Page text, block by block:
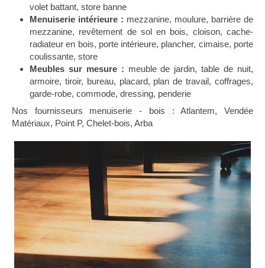
volet battant, store banne
Menuiserie intérieure : mezzanine, moulure, barrière de
mezzanine, revêtement de sol en bois, cloison, cache-
radiateur en bois, porte intérieure, plancher, cimaise, porte
coulissante, store
Meubles sur mesure : meuble de jardin, table de nuit,
armoire, tiroir, bureau, placard, plan de travail, coffrages,
garde-robe, commode, dressing, penderie
Nos fournisseurs menuiserie - bois : ​Atlantem, Vendée
Matériaux, Point P, Chelet-bois, Arba